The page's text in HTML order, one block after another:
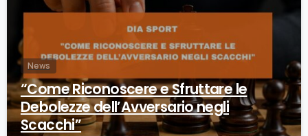
News
“Come Riconoscere e Sfruttare le
Debolezze dell’Avversario negli
Scacchi”